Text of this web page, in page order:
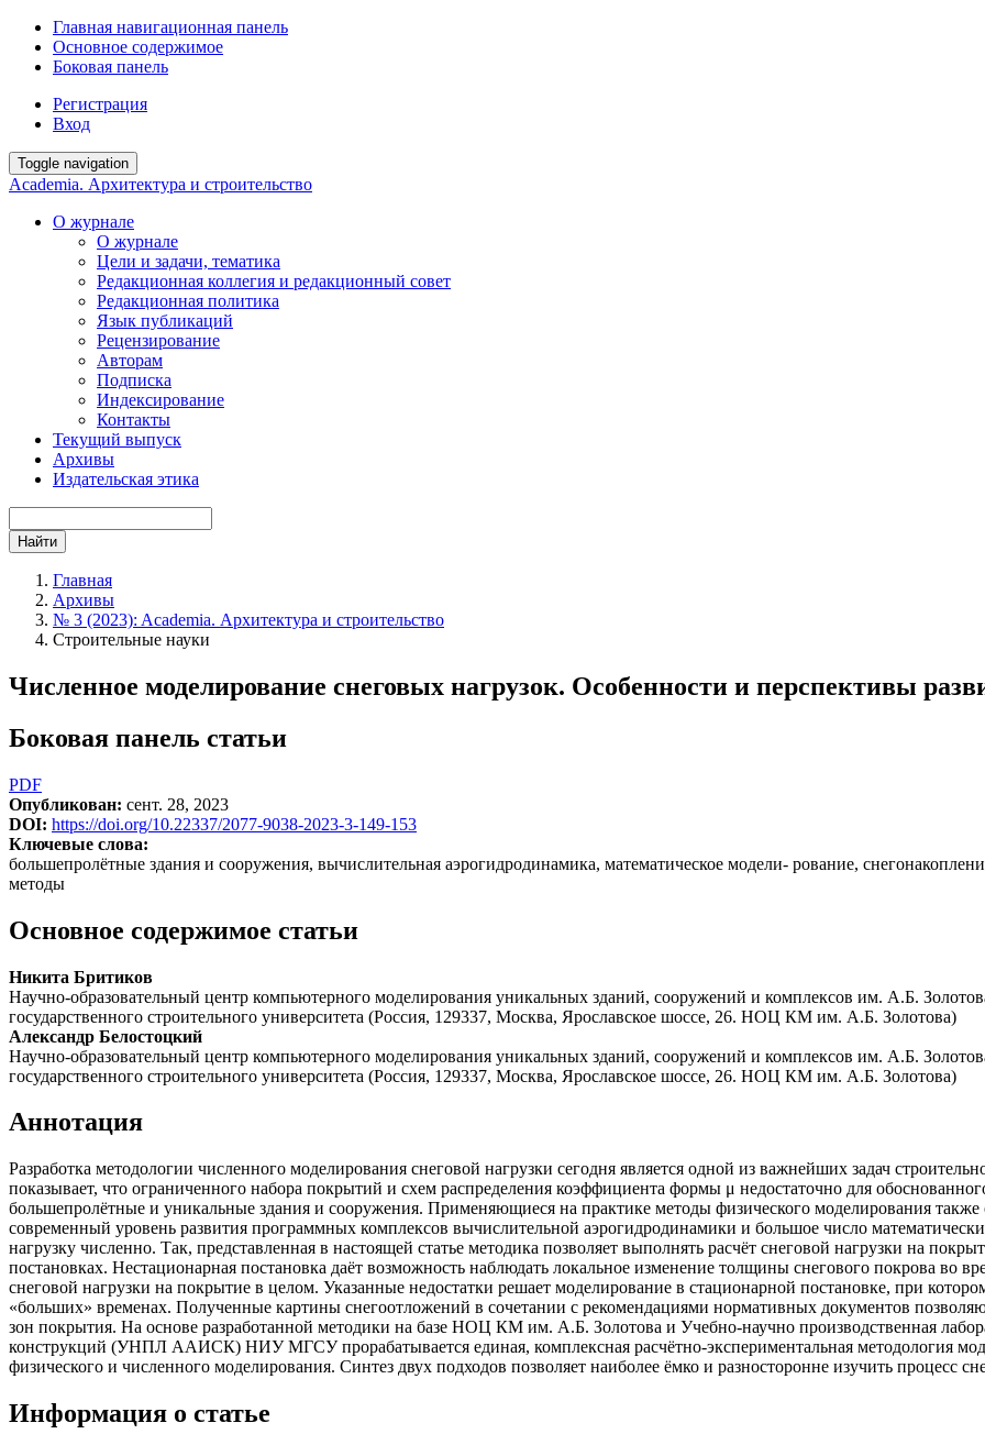
Главная навигационная панель
Основное содержимое
Боковая панель
Регистрация
Вход
Toggle navigation
Academia. Архитектура и строительство
О журнале
О журнале
Цели и задачи, тематика
Редакционная коллегия и редакционный совет
Редакционная политика
Язык публикаций
Рецензирование
Авторам
Подписка
Индексирование
Контакты
Текущий выпуск
Архивы
Издательская этика
Найти
Главная
Архивы
№ 3 (2023): Academia. Архитектура и строительство
Cтроительные науки
Численное моделирование снеговых нагрузок. Особенности и перспективы
Боковая панель статьи
PDF
Опубликован: сент. 28, 2023
DOI: https://doi.org/10.22337/2077-9038-2023-3-149-153
Ключевые слова:
большепролётные здания и сооружения, вычислительная аэрогидродинамика, математическое модели- рование,
методы
Основное содержимое статьи
Никита Бритиков
Научно-образовательный центр компьютерного моделирования уникальных зданий, сооружений и комплексов им. А.Б.
государственного строительного университета (Россия, 129337, Москва, Ярославское шоссе, 26. НОЦ КМ им. А.Б. Золотова)
Александр Белостоцкий
Научно-образовательный центр компьютерного моделирования уникальных зданий, сооружений и комплексов им. А.Б.
государственного строительного университета (Россия, 129337, Москва, Ярославское шоссе, 26. НОЦ КМ им. А.Б. Золотова)
Аннотация
Разработка методологии численного моделирования снеговой нагрузки сегодня является одной из важнейших задач
показывает, что ограниченного набора покрытий и схем распределения коэффициента формы μ недостаточно для
большепролётные и уникальные здания и сооружения. Применяющиеся на практике методы физического моделирования
современный уровень развития программных комплексов вычислительной аэрогидродинамики и большое число
нагрузку численно. Так, представленная в настоящей статье методика позволяет выполнять расчёт снеговой нагрузки на
постановках. Нестационарная постановка даёт возможность наблюдать локальное изменение толщины снегового покрова во
снеговой нагрузки на покрытие в целом. Указанные недостатки решает моделирование в стационарной постановке, при
«больших» временах. Полученные картины снегоотложений в сочетании с рекомендациями нормативных документов
зон покрытия. На основе разработанной методики на базе НОЦ КМ им. А.Б. Золотова и Учебно-научно производственная
конструкций (УНПЛ ААИСК) НИУ МГСУ прорабатывается единая, комплексная расчётно-экспериментальная методология
физического и численного моделирования. Синтез двух подходов позволяет наиболее ёмко и разносторонне изучить процесс
Информация о статье